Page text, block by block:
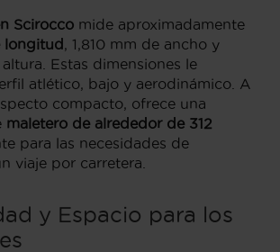
Scirocco mide aproximadamente
longitud , 1,810 mm de ancho y
Estas dimensiones le
atlético, bajo y aerodinámico. A
compacto, ofrece una
maletero de alrededor de 312
para las necesidades de
viaje por carretera.
y Espacio para los